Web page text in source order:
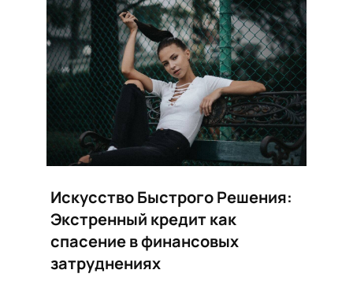
Искусство Быстрого Решения:
Экстренный кредит как
спасение в финансовых
затруднениях